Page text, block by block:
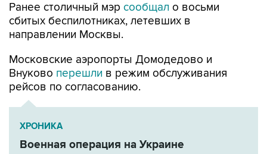
Ранее столичный мэр сообщал о восьми
сбитых беспилотниках, летевших в
направлении Москвы.
Московские аэропорты Домодедово и
Внуково перешли в режим обслуживания
рейсов по согласованию.
ХРОНИКА
Военная операция на Украине